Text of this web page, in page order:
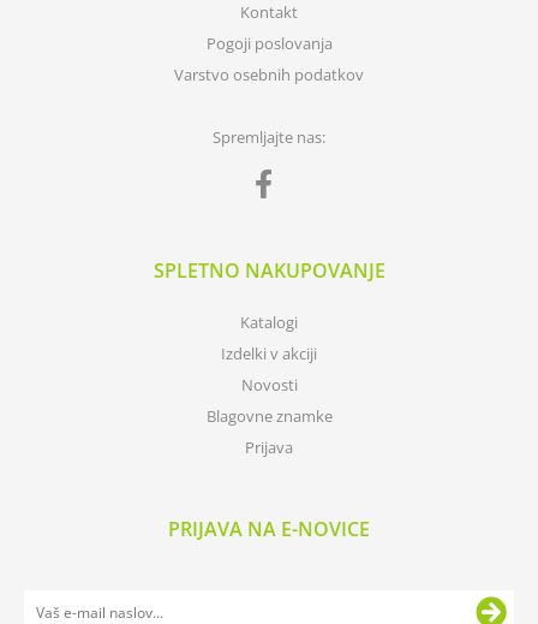
Kontakt
Pogoji poslovanja
Varstvo osebnih podatkov
Spremljajte nas:
SPLETNO NAKUPOVANJE
Katalogi
Izdelki v akciji
Novosti
Blagovne znamke
Prijava
PRIJAVA NA E-NOVICE